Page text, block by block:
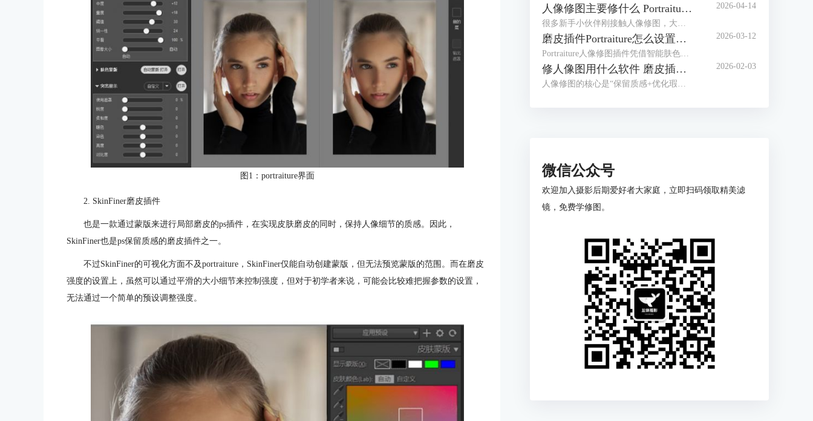
图1：portraiture界面
2. SkinFiner磨皮插件
也是一款通过蒙版来进行局部磨皮的ps插件，在实现皮肤磨皮的同时，保持人像细节的质感。因此，
SkinFiner也是ps保留质感的磨皮插件之一。
不过SkinFiner的可视化方面不及portraiture，SkinFiner仅能自动创建蒙版，但无法预览蒙版的范围。而在磨皮
强度的设置上，虽然可以通过平滑的大小细节来控制强度，但对于初学者来说，可能会比较难把握参数的设置，
无法通过一个简单的预设调整强度。
人像修图主要修什么 Portraiture插件怎么用 2026-04-14
磨皮插件Portraiture怎么设置数值 Portraiture怎么保存预设 2026-03-12
修人像图用什么软件 磨皮插件Portraiture怎么用 2026-02-03
微信公众号
欢迎加入摄影后期爱好者大家庭，立即扫码领取精美滤
镜，免费学修图。